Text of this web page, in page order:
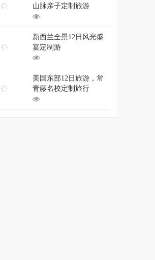
山脉亲子定制旅游
新西兰全景12日风光盛
宴定制游
美国东部12日旅游，常
青藤名校定制旅行